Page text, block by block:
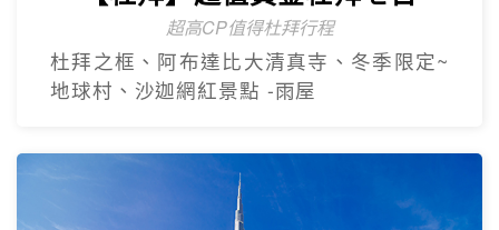
最新網紅景點特集~黃金相框、未來博物
館、杜拜之眼